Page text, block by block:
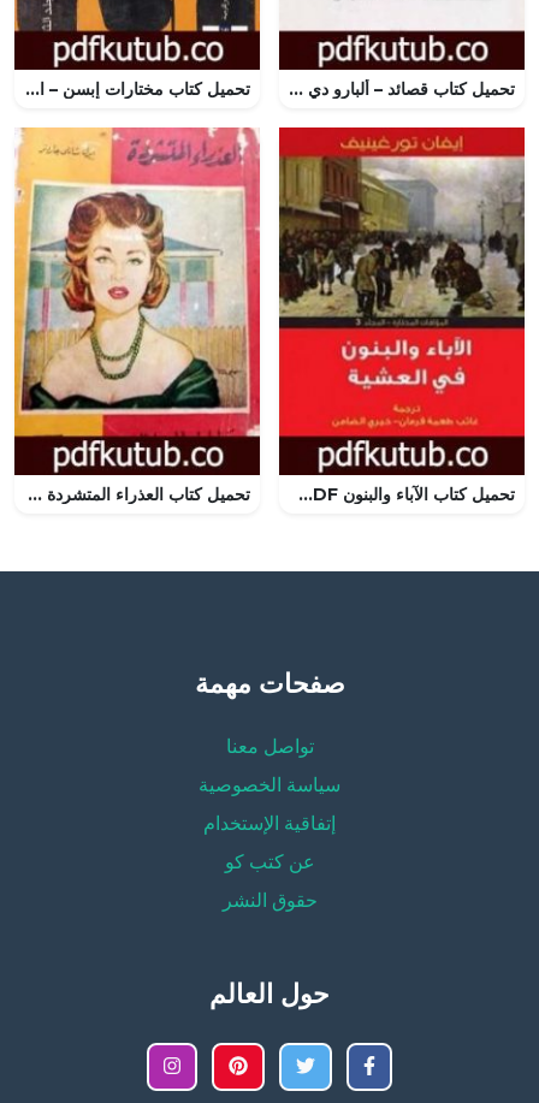
تحميل كتاب قصائد – ألبارو دي كامبوس PDF تأليف فرناندو بيسوا مجانا [كامل] تحميل كتاب مختارات إبسن – المجلد الثالث PDF تأليف هنريك إبسن مجانا [كامل]
تحميل كتاب الآباء والبنون PDF تأليف إيفان تورجنيف مجانا [كامل] تحميل كتاب العذراء المتشردة PDF تأليف إيرل ستانلي جاردنر مجانا [كامل]
صفحات مهمة
تواصل معنا
سياسة الخصوصية
إتفاقية الإستخدام
عن كتب كو
حقوق النشر
حول العالم